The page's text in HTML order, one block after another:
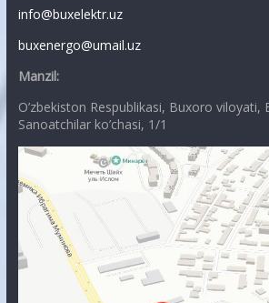
info@buxelektr.uz
buxenergo@umail.uz
Manzil:
O’zbekiston Respublikasi, Buxoro viloyati,
Sanoatchilar ko’chasi, 1/1